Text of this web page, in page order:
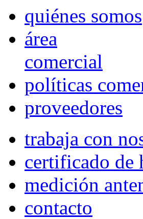
quiénes somos
área
comercial
políticas
proveedores
trabaja con
certificado de
medición
contacto